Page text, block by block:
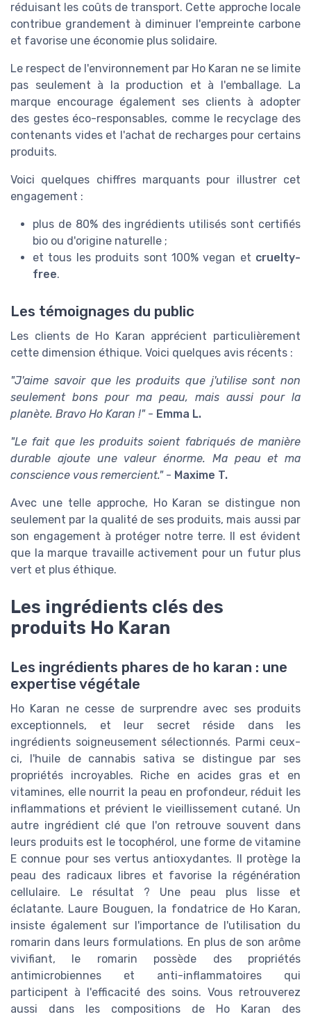
réduisant les coûts de transport. Cette approche locale
contribue grandement à diminuer l'empreinte carbone
et favorise une économie plus solidaire.
Le respect de l'environnement par Ho Karan ne se limite
pas seulement à la production et à l'emballage. La
marque encourage également ses clients à adopter
des gestes éco-responsables, comme le recyclage des
contenants vides et l'achat de recharges pour certains
produits.
Voici quelques chiffres marquants pour illustrer cet
engagement :
plus de 80% des ingrédients utilisés sont certifiés
bio ou d'origine naturelle ;
et tous les produits sont 100% vegan et cruelty-
free.
Les témoignages du public
Les clients de Ho Karan apprécient particulièrement
cette dimension éthique. Voici quelques avis récents :
"J'aime savoir que les produits que j'utilise sont non
seulement bons pour ma peau, mais aussi pour la
planète. Bravo Ho Karan !"- Emma L.
"Le fait que les produits soient fabriqués de manière
durable ajoute une valeur énorme. Ma peau et ma
conscience vous remercient."- Maxime T.
Avec une telle approche, Ho Karan se distingue non
seulement par la qualité de ses produits, mais aussi par
son engagement à protéger notre terre. Il est évident
que la marque travaille activement pour un futur plus
vert et plus éthique.
Les ingrédients clés des
produits Ho Karan
Les ingrédients phares de ho karan : une
expertise végétale
Ho Karan ne cesse de surprendre avec ses produits
exceptionnels, et leur secret réside dans les
ingrédients soigneusement sélectionnés. Parmi ceux-
ci, l'huile de cannabis sativa se distingue par ses
propriétés incroyables. Riche en acides gras et en
vitamines, elle nourrit la peau en profondeur, réduit les
inflammations et prévient le vieillissement cutané. Un
autre ingrédient clé que l'on retrouve souvent dans
leurs produits est le tocophérol, une forme de vitamine
E connue pour ses vertus antioxydantes. Il protège la
peau des radicaux libres et favorise la régénération
cellulaire. Le résultat ? Une peau plus lisse et
éclatante. Laure Bouguen, la fondatrice de Ho Karan,
insiste également sur l'importance de l'utilisation du
romarin dans leurs formulations. En plus de son arôme
vivifiant, le romarin possède des propriétés
antimicrobiennes et anti-inflammatoires qui
participent à l'efficacité des soins. Vous retrouverez
aussi dans les compositions de Ho Karan des